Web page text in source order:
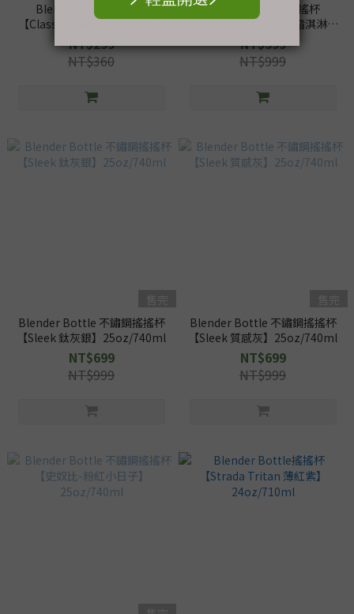
Blender Bottle搖搖杯
【Classic 虎鯨】28oz/828ml
NT$299
NT$360
Blender Bottle 搖搖杯
【Strada Tritan 惡魔霜淇淋】
NT$599
NT$999
Blender Bottle 不鏽鋼搖搖杯
【Sleek 鈦灰銀】25oz/740ml
NT$699
NT$999
Blender Bottle 不鏽鋼搖搖杯
【Sleek 質感灰】25oz/740ml
NT$699
NT$999